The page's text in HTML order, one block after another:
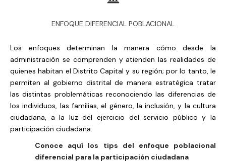
ENFOQUE DIFERENCIAL POBLACIONAL​
Los enfoques determinan la manera cómo desde la
administración se comprenden y atienden las realidades de
quienes habitan el Distrito Capital y su región; por lo tanto, le
permiten al gobierno distrital de manera estratégica tratar
las distintas problemáticas reconociendo las diferencias de
los individuos, las familias, el género, la inclusión, y la cultura
ciudadana, a la luz del ejercicio del servicio público y la
participación ciudadana.
Conoce aquí los tips del enfoque poblacional
diferencial para la participación ciudadana